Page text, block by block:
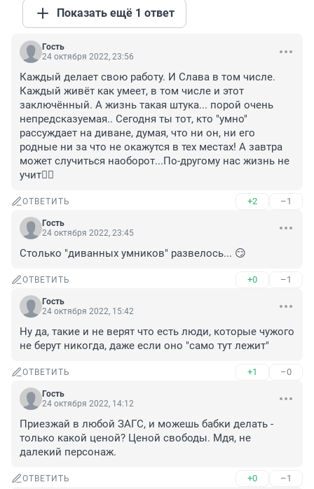
Показать ещё 1 ответ
Гость
24 октября 2022, 23:56
Каждый делает свою работу. И Слава в том числе.
Каждый живёт как умеет, в том числе и этот
заключённый. А жизнь такая штука... порой очень
непредсказуемая.. Сегодня ты тот, кто "умно"
рассуждает на диване, думая, что ни он, ни его
родные ни за что не окажутся в тех местах! А завтра
может случиться наоборот...По-другому нас жизнь не
учит🤷‍♀️
ОТВЕТИТЬ +2 –1
Гость
24 октября 2022, 23:45
Столько "диванных умников" развелось... 😏
ОТВЕТИТЬ +0 –1
Гость
24 октября 2022, 15:42
Ну да, такие и не верят что есть люди, которые чужого
не берут никогда, даже если оно "само тут лежит"
ОТВЕТИТЬ +1 –0
Гость
24 октября 2022, 14:12
Приезжай в любой ЗАГС, и можешь бабки делать -
только какой ценой? Ценой свободы. Мдя, не
далекий персонаж.
ОТВЕТИТЬ +0 –1